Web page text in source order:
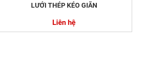
LƯỚI THÉP KÉO GIÃN
Liên hệ